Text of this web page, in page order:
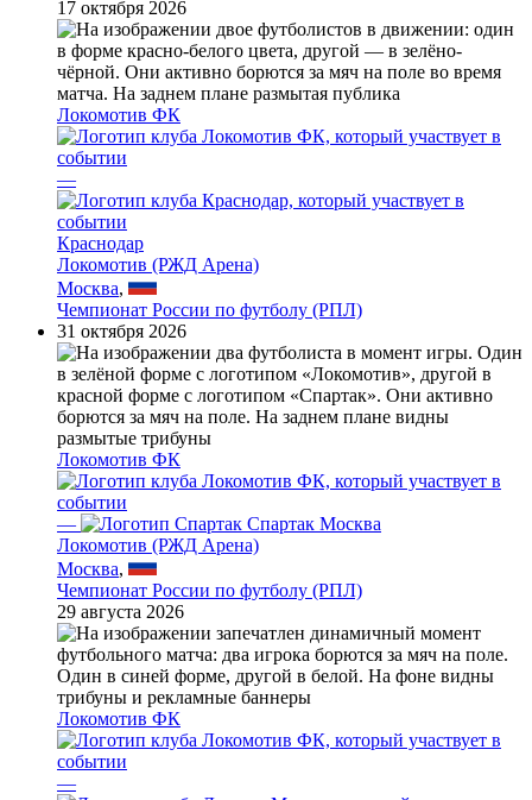
17 октября 2026
Локомотив ФК
—
Краснодар
Локомотив (РЖД Арена)
Москва,
Чемпионат России по футболу (РПЛ)
31 октября 2026
Локомотив ФК
—
Спартак Москва
Локомотив (РЖД Арена)
Москва,
Чемпионат России по футболу (РПЛ)
29 августа 2026
Локомотив ФК
—